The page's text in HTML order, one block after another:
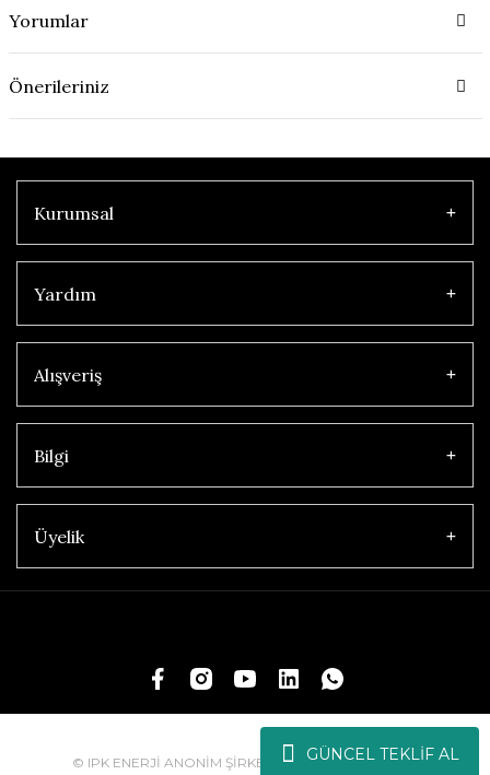
GÜNCEL TEKLİF AL
Yorumlar
Önerileriniz
Kurumsal
Yardım
Alışveriş
Bilgi
Üyelik
© IPK ENERJİ ANONİM ŞİRKETİ | Tüm Hakları Saklıdır.